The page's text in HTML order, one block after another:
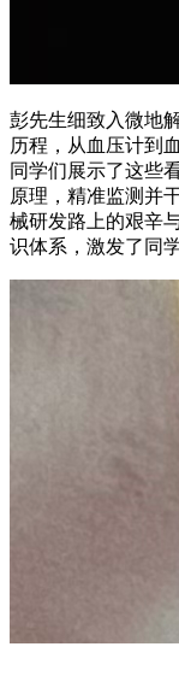
彭先生细致入微地
历程，从血压计到
同学们展示了这些
原理，精准监测并
械研发路上的艰辛
识体系，激发了同